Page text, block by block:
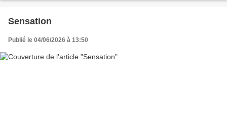
Sensation
Publié le 04/06/2026 à 13:50